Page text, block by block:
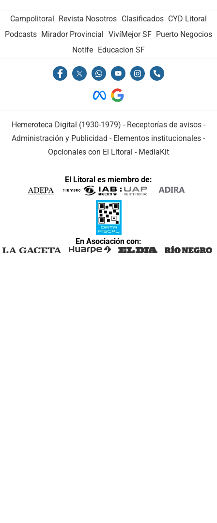
Campolitoral Revista Nosotros Clasificados CYD Litoral
Podcasts Mirador Provincial VivíMejor SF Puerto Negocios
Notife Educacion SF
Hemeroteca Digital (1930-1979) - Receptorías de avisos -
Administración y Publicidad - Elementos institucionales -
Opcionales con El Litoral - MediaKit
El Litoral es miembro de:
En Asociación con: